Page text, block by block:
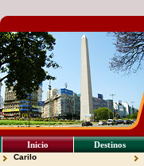
Inicio Destinos
Carilo